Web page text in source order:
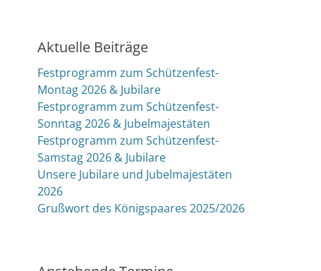
Aktuelle Beiträge
Festprogramm zum Schützenfest-
Montag 2026 & Jubilare
Festprogramm zum Schützenfest-
Sonntag 2026 & Jubelmajestäten
Festprogramm zum Schützenfest-
Samstag 2026 & Jubilare
Unsere Jubilare und Jubelmajestäten
2026
Grußwort des Königspaares 2025/2026